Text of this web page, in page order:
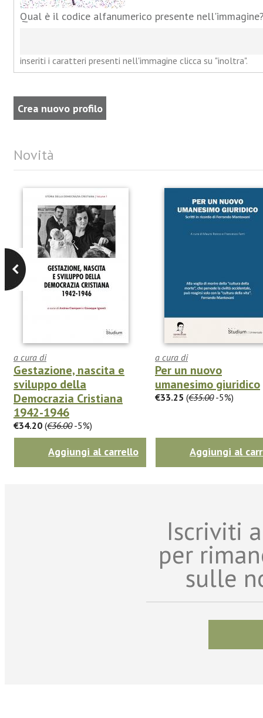
Qual è il codice alfanumerico presente
inseriti i caratteri presenti nell'immagine clicca su "inoltra".
Novità
a cura di
Gestazione, nascita e
sviluppo della
Democrazia Cristiana
1942-1946
€34.20 (€36.00-5%)
Aggiungi al carrello
a cura di
Per un nuovo
umanesimo giuridico
€33.25 (€35.00-5%)
Aggiungi al
Iscriviti
per
sulle